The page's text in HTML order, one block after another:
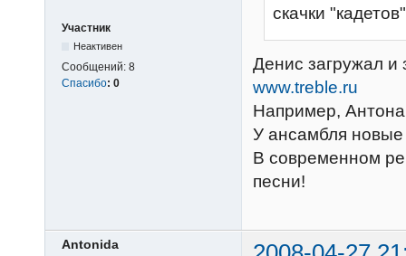
Участник
Неактивен
Сообщений: 8
Спасибо: 0
скачки
Денис загружал и
www.treble.ru
Например,
У ансамбля
В современном
песни!
Antonida